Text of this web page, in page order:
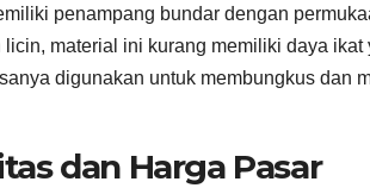
penampang bundar dengan
material ini kurang memiliki daya
digunakan untuk membungkus dan
dan Harga Pasar